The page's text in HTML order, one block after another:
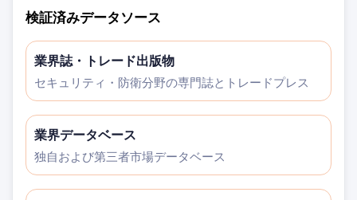
検証済みデータソース
業界誌・トレード出版物
セキュリティ・防衛分野の専門誌とトレードプレス
業界データベース
独自および第三者市場データベース